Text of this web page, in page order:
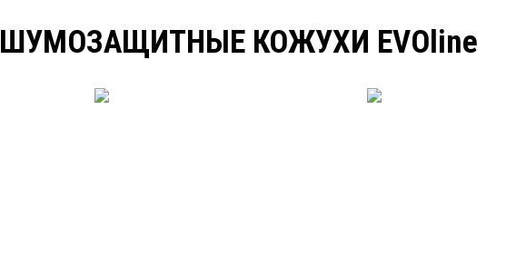
ШУМОЗАЩИТНЫЕ КОЖУХИ EVOline